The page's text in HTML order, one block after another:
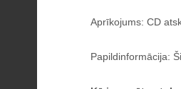
Aprīkojums: CD
Papildinformācija: